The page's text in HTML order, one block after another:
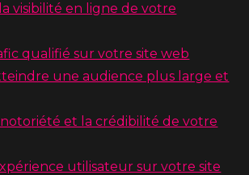
visibilité en ligne de votre
qualifié sur votre site web
une audience plus large et
et la crédibilité de votre
utilisateur sur votre site